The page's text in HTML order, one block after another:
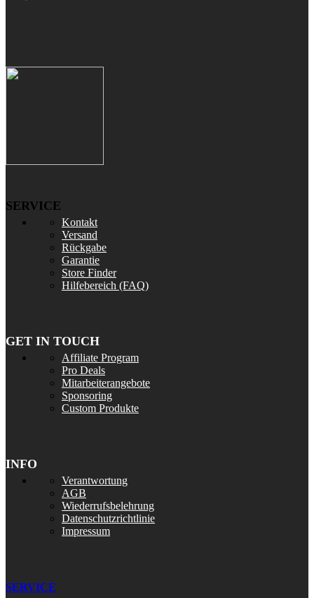
SERVICE
Kontakt
Versand
Rückgabe
Garantie
Store Finder
Hilfebereich (FAQ)
GET IN TOUCH
Affiliate Program
Pro Deals
Mitarbeiterangebote
Sponsoring
Custom Produkte
INFO
Verantwortung
AGB
Wiederrufsbelehrung
Datenschutzrichtlinie
Impressum
SERVICE